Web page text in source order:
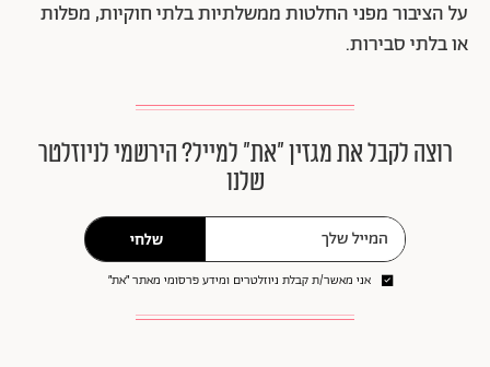
על הציבור מפני החלטות ממשלתיות בלתי חוקיות, מפלות
או בלתי סבירות.
רוצה לקבל את מגזין ״את״ למייל? הירשמי לניוזלטר
שלנו
שלחי
אני מאשר/ת קבלת ניוזלטרים ומידע פרסומי מאתר ״את״